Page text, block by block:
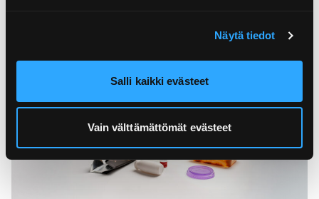
Näytä tiedot
Salli kaikki evästeet
Vain välttämättömät evästeet